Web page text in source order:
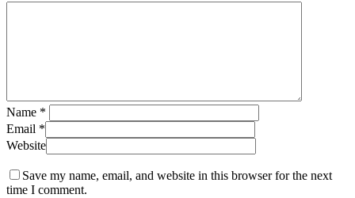
Name *
Email *
Website
Save my name, email, and website in this browser for the next
time I comment.